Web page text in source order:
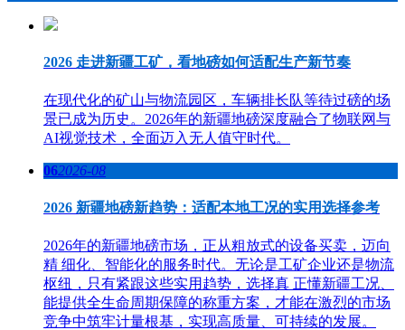
2026 走进新疆工矿，看地磅如何适配生产新节奏
在现代化的矿山与物流园区，车辆排长队等待过磅的场
景已成为历史。2026年的新疆地磅深度融合了物联网与
AI视觉技术，全面迈入无人值守时代。
062026-08
2026 新疆地磅新趋势：适配本地工况的实用选择参考
2026年的新疆地磅市场，正从粗放式的设备买卖，迈向
精 细化、智能化的服务时代。无论是工矿企业还是物流
枢纽，只有紧跟这些实用趋势，选择真 正懂新疆工况、
能提供全生命周期保障的称重方案，才能在激烈的市场
竞争中筑牢计量根基，实现高质量、可持续的发展。